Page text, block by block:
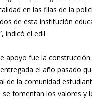
en las filas de la
de esta institución
indicó el edil
apoyo fue la construcción
el año pasado
de la comunidad
se fomentan los valores y